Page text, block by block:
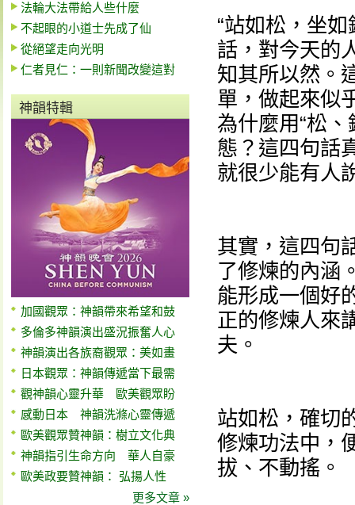
法輪大法帶給人些什麼
不起眼的小道士先成了仙
從絕望走向光明
仁者見仁：一則新聞改變這對
神韻特輯
加國觀眾：神韻帶來希望和鼓
多倫多神韻演出盛況振奮人心
神韻演出各族裔觀眾：美如畫
日本觀眾：神韻傳遞當下最需
觀神韻心靈升華 歐美觀眾盼
感動日本 神韻洗滌心靈傳遞
歐美觀眾贊神韻：樹立文化典
神韻指引生命方向 華人自豪
歐美政要贊神韻： 弘揚人性
更多文章 »
“站如松，坐
話，對今天的
知其所以然。
單，做起來似
為什麼用“松
態？這四句話
就很少能有人
其實，這四句
了修煉的內涵
能形成一個好
正的修煉人來
夫。
站如松，確切
修煉功法中，
拔、不動搖。